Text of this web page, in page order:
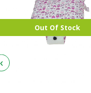
Out Of Stock